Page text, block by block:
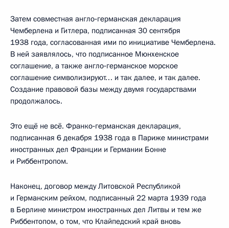
Затем совместная англо‑германская декларация
Чемберлена и Гитлера, подписанная 30 сентября
1938 года, согласованная ими по инициативе Чемберлена.
В ней заявлялось, что подписанное Мюнхенское
соглашение, а также англо‑германское морское
соглашение символизируют… и так далее, и так далее.
Создание правовой базы между двумя государствами
продолжалось.
Это ещё не всё. Франко‑германская декларация,
подписанная 6 декабря 1938 года в Париже министрами
иностранных дел Франции и Германии Бонне
и Риббентропом.
Наконец, договор между Литовской Республикой
и Германским рейхом, подписанный 22 марта 1939 года
в Берлине министром иностранных дел Литвы и тем же
Риббентопом, о том, что Клайпедский край вновь